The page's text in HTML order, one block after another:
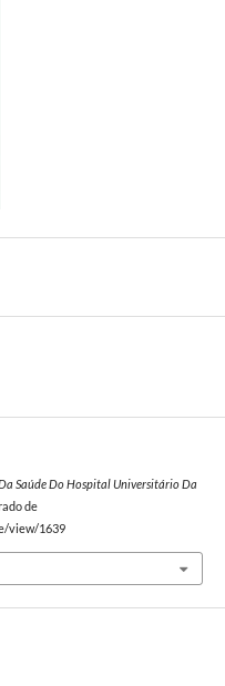
Saúde Do Hospital Universitário Da
de
view/1639